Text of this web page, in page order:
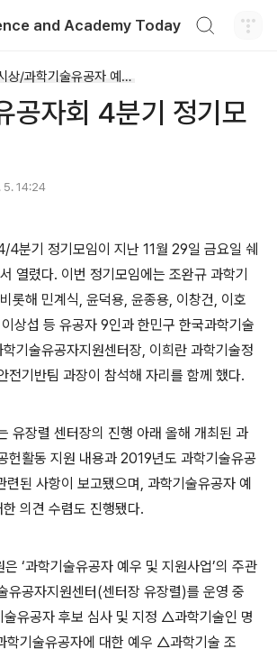
and Academy Today
과학기술인 예우 및 시상/과학기술유공자 예우 및 지원
공자회 4분기 정기모
5. 14:24
4분기 정기모임이 지난 11월 29일 금요일 쉐
열렸다. 이번 정기모임에는 조완규 과학기
롯해 민계식, 윤덕용, 윤종용, 이창건, 이호
상섭 등 유공자 9인과 한민구 한국과학기술
기술유공자지원센터장, 이희란 과학기술정
전기반팀 과장이 참석해 자리를 함께 했다.
유장렬 센터장의 진행 아래 올해 개최된 과
헌활동 지원 내용과 2019년도 과학기술유공
련된 사항이 보고됐으며, 과학기술유공자 예
의견 수렴도 진행됐다.
‘과학기술유공자 예우 및 지원사업’의 주관
유공자지원센터(센터장 유장렬)를 운영 중
유공자 후보 심사 및 지정 △과학기술인 명
학기술유공자에 대한 예우 △과학기술 조